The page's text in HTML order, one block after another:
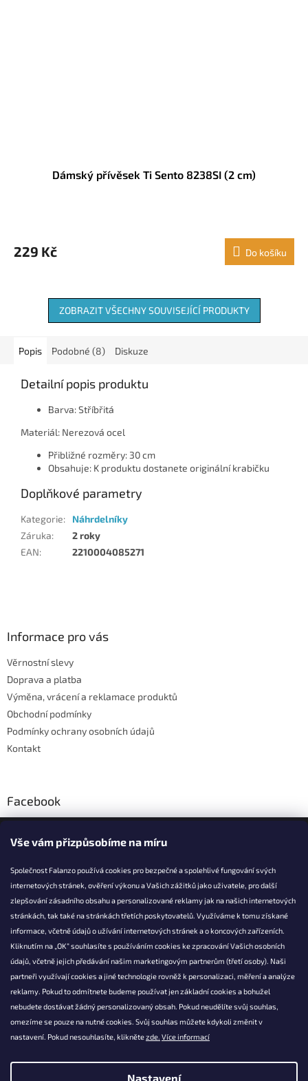
Vše vám přizpůsobíme na míru
Společnost Falanzo používá cookies pro bezpečné a spolehlivé fungování svých
internetových stránek, ověření výkonu a Vašich zážitků jako uživatele, pro další
zlepšování zásadního obsahu a personalizované reklamy jak na našich internetových
stránkách, tak také na stránkách třetích poskytovatelů. Využíváme k tomu získané
informace, včetně údajů o užívání internetových stránek a o koncových zařízeních.
Kliknutím na „OK“ souhlasíte s používáním cookies ke zpracování Vašich osobních
údajů, včetně jejich předávání našim marketingovým partnerům (třetí osoby). Naši
partneři využívají cookies a jiné technologie rovněž k personalizaci, měření a analýze
reklamy. Pokud to odmítnete budeme používat jen základní cookies a bohužel
nebudete dostávat žádný personalizovaný obsah. Pokud neudělíte svůj souhlas,
omezíme se pouze na nutné cookies. Svůj souhlas můžete kdykoli změnit v
nastavení. Pokud nesouhlasíte, kliknětezde. Více informací
Nastavení
Dámský přívěsek Ti Sento 8238SI (2 cm)
229 Kč Do košíku
ZOBRAZIT VŠECHNY SOUVISEJÍCÍ PRODUKTY
Popis Podobné (8) Diskuze
Detailní popis produktu
Barva: Stříbřitá
Materiál: Nerezová ocel
Přibližné rozměry: 30 cm
Obsahuje: K produktu dostanete originální krabičku
Doplňkové parametry
Kategorie:
Náhrdelníky
Záruka:
2 roky
EAN: 2210004085271
Informace pro vás
Věrnostní slevy
Doprava a platba
Výměna, vrácení a reklamace produktů
Obchodní podmínky
Podmínky ochrany osobních údajů
Kontakt
Facebook
KONTAKT
info@falanzo.cz
Falanzo.cz
FalanzoCZ